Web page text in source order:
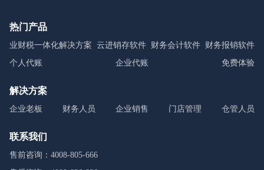
热门产品
业财税一体化解决方案 云进销存软件 财务会计软件 财务报销软件
个人代账
企业代账 免费体验
解决方案
企业老板 财务人员 企业销售 门店管理 仓管人员
联系我们
售前咨询：4008-805-666